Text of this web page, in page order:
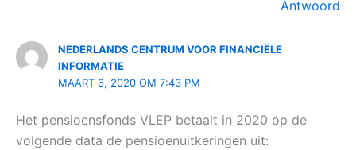
Antwoord
NEDERLANDS CENTRUM VOOR FINANCIËLE
INFORMATIE
MAART 6, 2020 OM 7:43 PM
Het pensioensfonds VLEP betaalt in 2020 op de
volgende data de pensioenuitkeringen uit: